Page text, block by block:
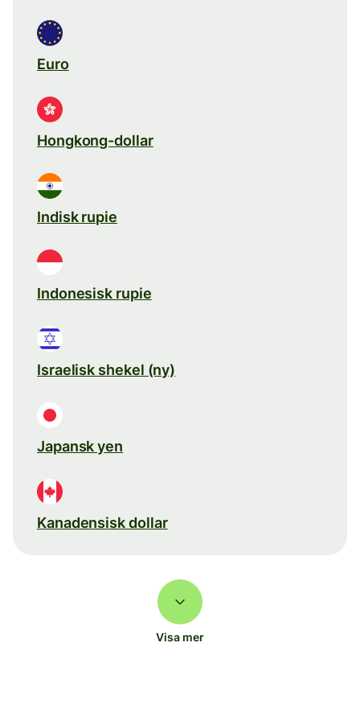
Euro
Hongkong-dollar
Indisk rupie
Indonesisk rupie
Israelisk shekel (ny)
Japansk yen
Kanadensisk dollar
Visa mer